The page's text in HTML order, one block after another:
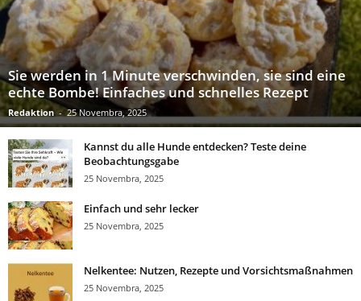
Sie werden in 1 Minute verschwinden, sie sind eine
echte Bombe! Einfaches und schnelles Rezept
Redaktion - 25 Novembra, 2025
Kannst du alle Hunde entdecken? Teste deine
Beobachtungsgabe
25 Novembra, 2025
Einfach und sehr lecker
25 Novembra, 2025
Nelkentee: Nutzen, Rezepte und Vorsichtsmaßnahmen
25 Novembra, 2025